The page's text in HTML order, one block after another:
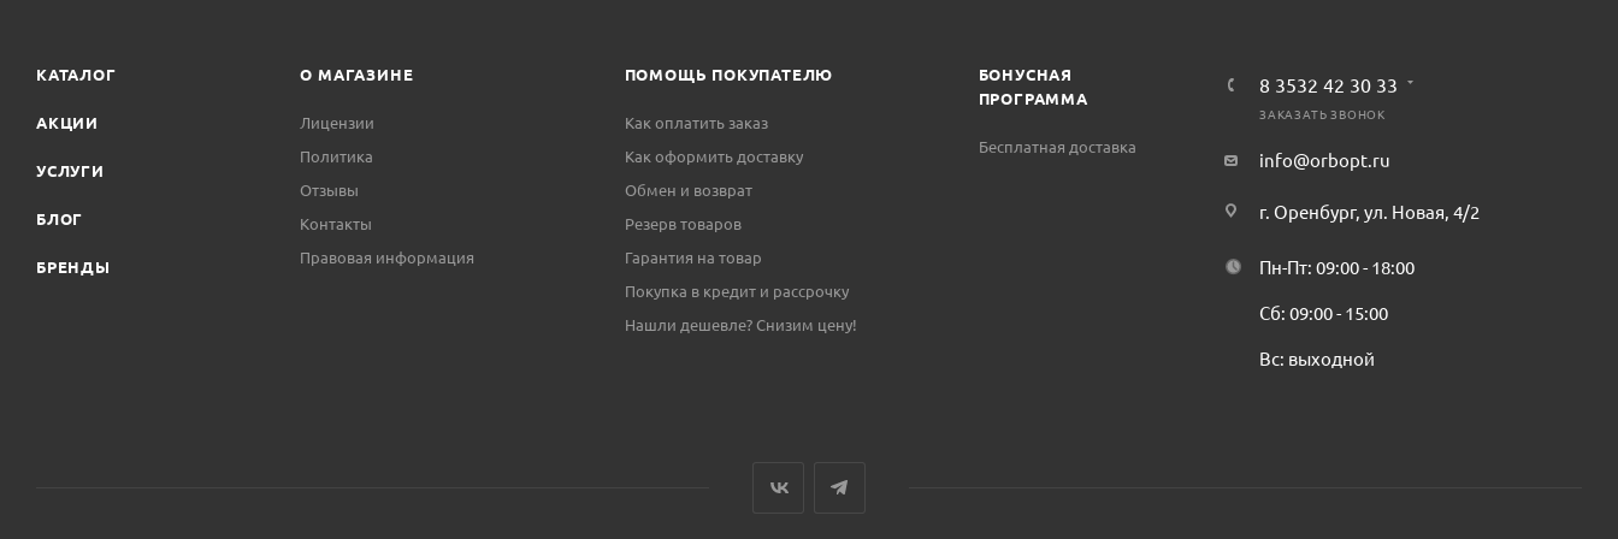
КАТАЛОГ
АКЦИИ
УСЛУГИ
БЛОГ
БРЕНДЫ
О МАГАЗИНЕ
Лицензии
Политика
Отзывы
Контакты
Правовая информация
ПОМОЩЬ ПОКУПАТЕЛЮ
Как оплатить заказ
Как оформить доставку
Обмен и возврат
Резерв товаров
Гарантия на товар
Покупка в кредит и рассрочку
Нашли дешевле? Снизим цену!
БОНУСНАЯ
ПРОГРАММА
Бесплатная доставка
8 3532 42 30 33
ЗАКАЗАТЬ ЗВОНОК
info@orbopt.ru
г. Оренбург, ул. Новая, 4/2
Пн-Пт: 09:00 - 18:00
Сб: 09:00 - 15:00
Вс: выходной